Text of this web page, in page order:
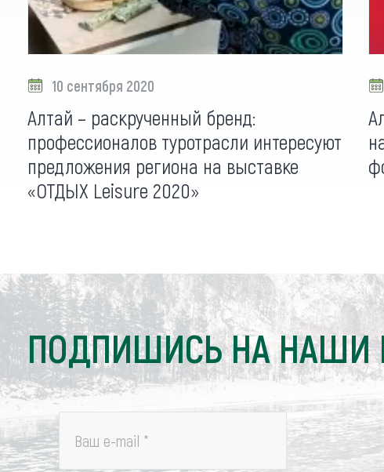
10 сентября 2020
Алтай – раскрученный бренд:
профессионалов туротрасли интересуют
предложения региона на выставке
«ОТДЫХ Leisure 2020»
ПОДПИШИСЬ НА НАШИ
Ваш e-mail *